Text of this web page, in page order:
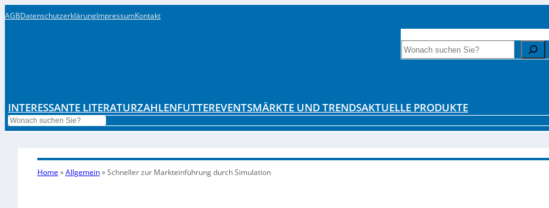
AGBDatenschutzerklärungImpressumKontakt
Search
INTERESSANTE LITERATURZAHLENFUTTEREVENTSMÄRKTE UND TRENDSAKTUELLE PRODUKTE
Search
Home »Allgemein»Schneller zur Markteinführung durch Simulation